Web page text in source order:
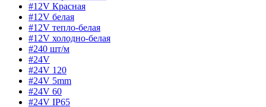
#12V Красная
#12V белая
#12V тепло-белая
#12V холодно-белая
#240 шт/м
#24V
#24V 120
#24V 5mm
#24V 60
#24V IP65